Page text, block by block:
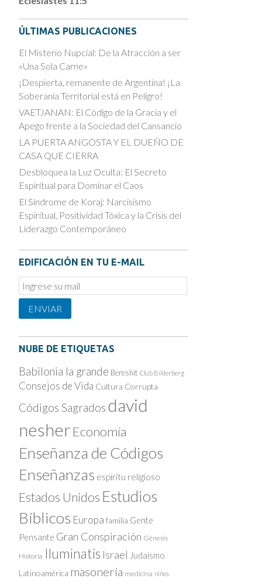
ÚLTIMAS PUBLICACIONES
El Misterio Nupcial: De la Atracción a ser
«Una Sola Carne»
¡Despierta, remanente de Argentina! ¡La
Soberanía Territorial está en Peligro!
VAETJANAN: El Código de la Gracia y el
Apego frente a la Sociedad del Cansancio
LA PUERTA ANGOSTA Y EL DUEÑO DE
CASA QUE CIERRA
Desbloquea la Luz Oculta: El Secreto
Espiritual para Dominar el Caos
El Síndrome de Koraj: Narcisismo
Espiritual, Positividad Tóxica y la Crisis del
Liderazgo Contemporáneo
EDIFICACIÓN EN TU E-MAIL
Email
Subscription
ENVIAR
NUBE DE ETIQUETAS
Babilonia la grande Bereshit Club Bilderberg
Consejos de Vida Cultura Corrupta
Códigos Sagrados david
nesher Economía
Enseñanza de Códigos
Enseñanzas espíritu religioso
Estados Unidos Estudios
Bíblicos Europa familia Gente
Pensante Gran Conspiración Génesis
Historia Iluminatis Israel Judaísmo
Latinoamérica masonería medicina niños